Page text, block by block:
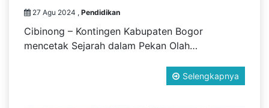
27 Agu 2024 , Pendidikan
Cibinong – Kontingen Kabupaten Bogor
mencetak Sejarah dalam Pekan Olah…
Selengkapnya